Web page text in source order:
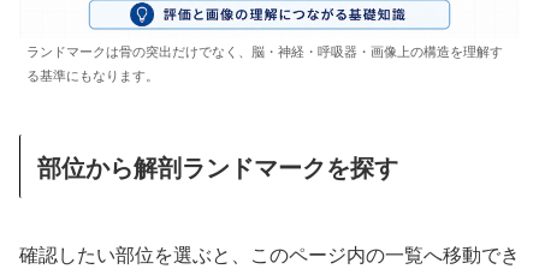
ランドマークは骨の突出だけでなく、脳・神経・呼吸器・画像上の構造を理解す
る基準にもなります。
部位から解剖ランドマークを探す
確認したい部位を選ぶと、このページ内の一覧へ移動でき